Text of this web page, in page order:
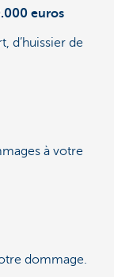
euros
d’huissier de
à votre
dommage.